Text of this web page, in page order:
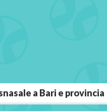
a Bari e provincia